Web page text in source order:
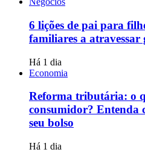
6 lições de pai para
familiares a atravessar
Há 1 dia
Economia
Reforma tributária: o
consumidor? Entenda
seu bolso
Há 1 dia